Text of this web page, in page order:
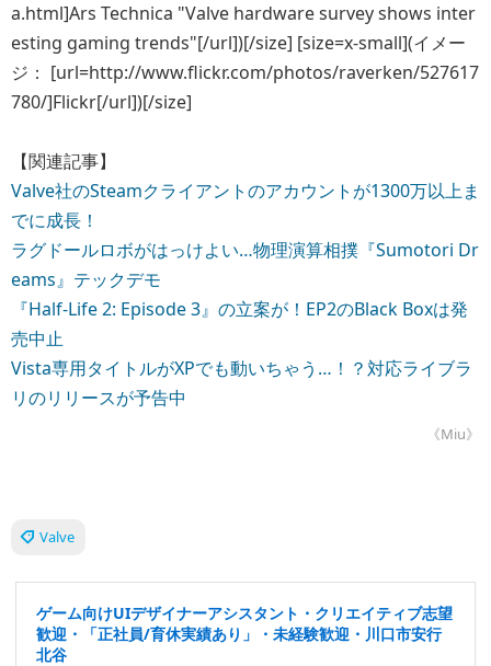
a.html]Ars Technica "Valve hardware survey shows inter
esting gaming trends"[/url])[/size] [size=x-small](イメー
ジ： [url=http://www.flickr.com/photos/raverken/527617
780/]Flickr[/url])[/size]
【関連記事】
Valve社のSteamクライアントのアカウントが1300万以上ま
でに成長！
ラグドールロボがはっけよい…物理演算相撲『Sumotori Dr
eams』テックデモ
『Half-Life 2: Episode 3』の立案が！EP2のBlack Boxは発
売中止
Vista専用タイトルがXPでも動いちゃう…！？対応ライブラ
リのリリースが予告中
《Miu》
Valve
ゲーム向けUIデザイナーアシスタント・クリエイティブ志望
歓迎・「正社員/育休実績あり」・未経験歓迎・川口市安行
北谷